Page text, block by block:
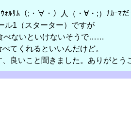
ｫﾙｻﾑ（;・∀・）人（・∀・;）ﾅｶｰﾏだ
ル1（スターター）ですが
べないといけないそうで……
てくれるといいんだけど。
良いこと聞きました。ありがとう